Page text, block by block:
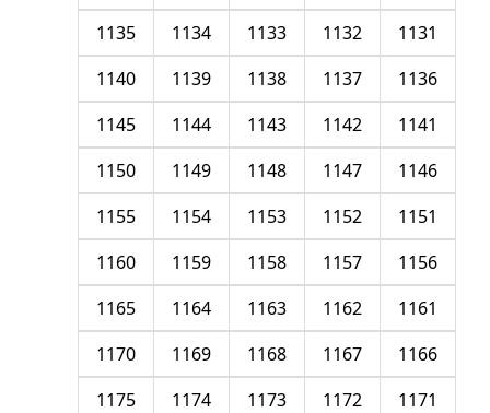
1131
1132
1133
1134
1135
1136
1137
1138
1139
1140
1141
1142
1143
1144
1145
1146
1147
1148
1149
1150
1151
1152
1153
1154
1155
1156
1157
1158
1159
1160
1161
1162
1163
1164
1165
1166
1167
1168
1169
1170
1171
1172
1173
1174
1175